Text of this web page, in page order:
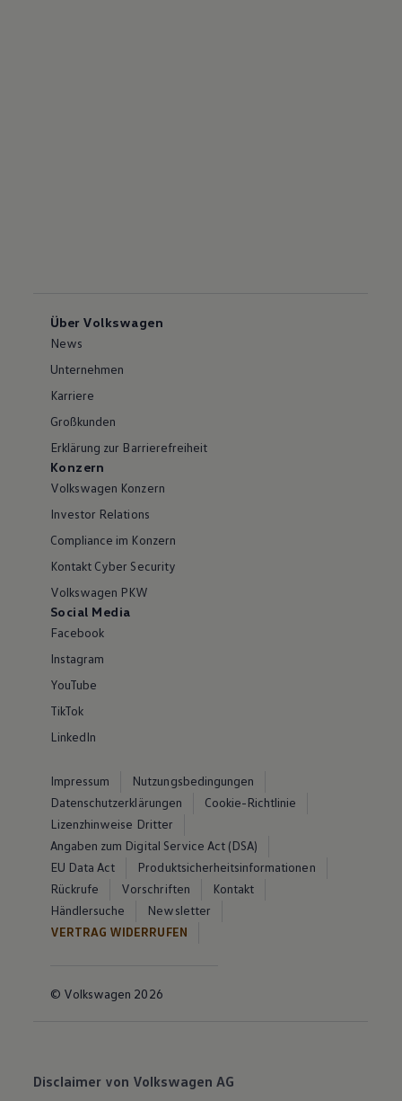
Über Volkswagen
News
Unternehmen
Karriere
Großkunden
Erklärung zur Barrierefreiheit
Konzern
Volkswagen Konzern
Investor Relations
Compliance im Konzern
Kontakt Cyber Security
Volkswagen PKW
Social Media
Facebook
Instagram
YouTube
TikTok
LinkedIn
Impressum
Nutzungsbedingungen
Datenschutzerklärungen
Cookie-Richtlinie
Lizenzhinweise Dritter
Angaben zum Digital Service Act (DSA)
EU Data Act
Produktsicherheitsinformationen
Rückrufe
Vorschriften
Kontakt
Händlersuche
Newsletter
VERTRAG WIDERRUFEN
© Volkswagen 2026
Disclaimer von Volkswagen AG